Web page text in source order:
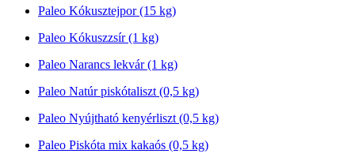
Paleo Kókusztejpor (15 kg)
Paleo Kókuszzsír (1 kg)
Paleo Narancs lekvár (1 kg)
Paleo Natúr piskótaliszt (0,5 kg)
Paleo Nyújtható kenyérliszt (0,5 kg)
Paleo Piskóta mix kakaós (0,5 kg)